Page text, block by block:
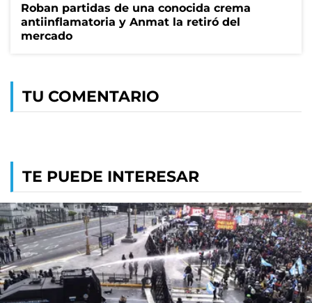
Roban partidas de una conocida crema
antiinflamatoria y Anmat la retiró del
mercado
TU COMENTARIO
TE PUEDE INTERESAR